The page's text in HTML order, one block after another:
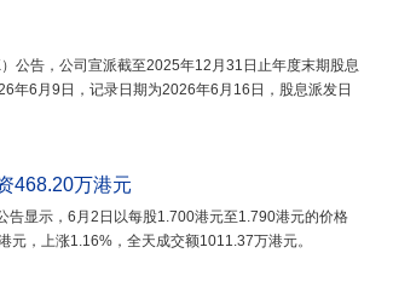
）公告，公司宣派截至2025年12月31日止年度末期股息
年6月9日，记录日期为2026年6月16日，股息派发日
468.20万港元
告显示，6月2日以每股1.700港元至1.790港元的价格
，上涨1.16%，全天成交额1011.37万港元。